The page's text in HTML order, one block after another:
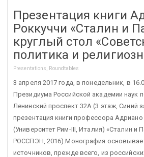
Презентация книги
Роккуччи «Сталин и
круглый стол
политика и
Presentations, Roundtables
3 апреля 2017 года, в понедельник, в
Президиума Российской академии наук
Ленинский проспект 32А (3 этаж, Синий
презентация книги профессора Адриано
(Университет Рим-III, Италия) «Сталин и
РОССПЭН, 2016).Монография
источников, прежде всего, из